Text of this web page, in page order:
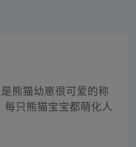
熊猫幼崽很可爱的称
只熊猫宝宝都萌化人